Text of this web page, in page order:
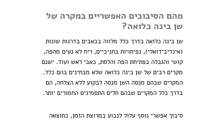
מהם הסיבוכים האפשריים במקרה של
שן בינה כלואה?
שן בינה כלואה בדרך כלל מלווה בכאבים בדרגות שונות
(אינדיבידואלי), נפיחויות בחניכיים, ריח לא נעים מהפה,
קושי והגבלה בפתיחת הפה והלסת, כאבי ראש ועוד. ישנם
מקרים רבים של שן בינה כלואה שלא מבחינים בהם כלל.
המקרים שבהם מנסה השן מנסה לבקוע ללא הצלחה, הם
בדרך כלל המקרים שבהם חלים התסמינים החמורים יותר.
סיבוך אפשרי נוסף עלול לנבוע במרוצת הזמן, כתוצאה